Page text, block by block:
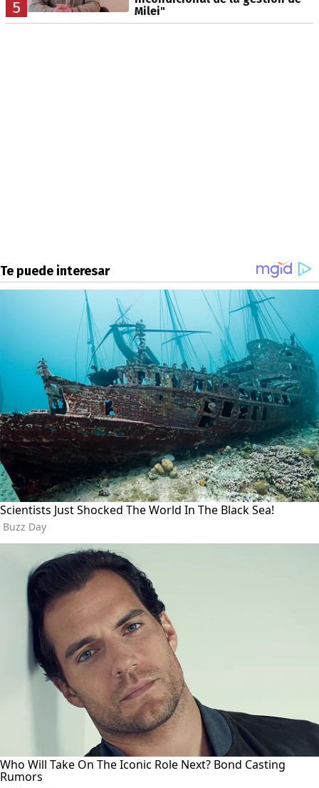
5
Milei"